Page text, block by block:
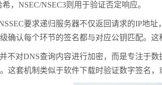
， NSEC/NSEC3则用于验证否定响应。
要求递归服务器不仅返回请求的IP地址
确认每个环节的签名都与对应公钥匹配。
并不对DNS查询内容进行加密，而是专注于
这套机制类似于软件下载时验证数字签名